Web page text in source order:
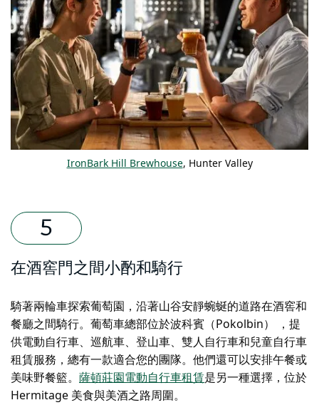
IronBark Hill Brewhouse, Hunter Valley
在酒窖門之間小酌和騎行
騎著兩輪車探索葡萄園，沿著山谷安靜蜿蜒的道路在酒窖和
餐廳之間騎行。 葡萄車總部位於波科賓（Pokolbin） ，提
供電動自行車、巡航車、登山車、雙人自行車和兒童自行車
租賃服務，總有一款適合您的團隊。他們還可以安排午餐或
美味野餐籃。 薩頓莊園電動自行車租賃是另一種選擇，位於
Hermitage 美食與美酒之路周圍。